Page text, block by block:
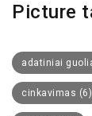
Picture
adatiniai
cinkavimas (6)